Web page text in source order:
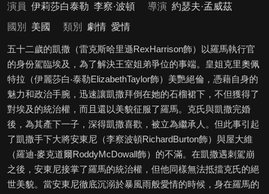
演員 伊莉莎白泰勒 李察·波頓 導演 約瑟夫·孟威茲
國別
美國 類別 劇情 愛情
五十二歲的凱撒（雷克斯哈里遜RexHarrison飾）以羅馬執行官
的身份駕臨埃及，為了解決王室姐弟爭位的事端。皇姐克里奧佩
特拉（伊麗莎白‧泰勒ElizabethTaylor飾）美艷絕倫，憑藉自身的
魅力和政治手腕，迅速讓凱撒拜倒在她的石榴裙下，不但獲得了
對埃及的統治權，而且還以美貌征服了羅馬。克氏與凱撒完婚
後，為其產下一子，深得凱撒喜歡，被立為繼承人。但此事引起
了凱撒手下大將安東尼（李察波頓RichardBurton飾）與屋大維
（羅迪‧麥克道爾RoddyMcDowall飾）的不滿。在凱撒遇刺駕崩
之後，安東尼接掌了羅馬的統治權，但他同樣無法抵擋克氏的絕
世美貌。當安東尼徹底沉溺於暴風雨般愛情的時候，身在羅馬的